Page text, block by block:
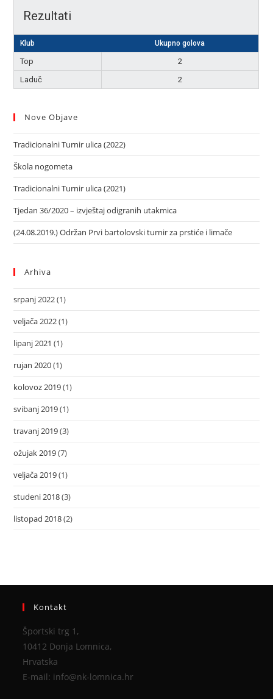
Rezultati
Klub Ukupno golova
Top
2
Laduč
2
Nove Objave
Tradicionalni Turnir ulica (2022)
Škola nogometa
Tradicionalni Turnir ulica (2021)
Tjedan 36/2020 – izvještaj odigranih utakmica
(24.08.2019.) Održan Prvi bartolovski turnir za prstiće i limače
Arhiva
srpanj 2022(1)
veljača 2022(1)
lipanj 2021 (1)
rujan 2020(1)
kolovoz 2019(1)
svibanj 2019(1)
travanj 2019(3)
ožujak 2019(7)
veljača 2019(1)
studeni 2018(3)
listopad 2018(2)
Kontakt
Športski trg 1,
10412 Donja Lomnica,
Hrvatska
E-mail: info@nk-lomnica.hr